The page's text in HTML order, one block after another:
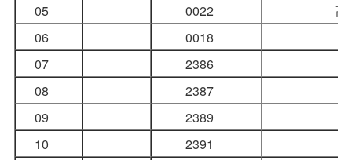
05
0022
高
06
0018
07
2386
08
2387
09
2389
10
2391